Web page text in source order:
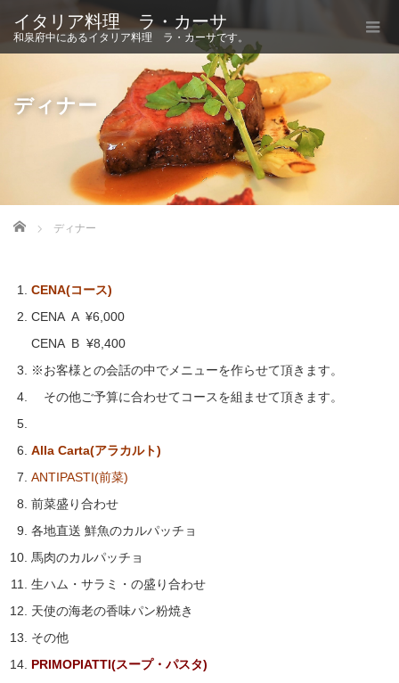
イタリア料理 ラ・カーサ
和泉府中にあるイタリア料理 ラ・カーサです。
ディナー
Home ディナー
CENA(コース)
CENA A ¥6,000
CENA B ¥8,400
※お客様との会話の中でメニューを作らせて頂きます。
その他ご予算に合わせてコースを組ませて頂きます。
Alla Carta(アラカルト)
ANTIPASTI(前菜)
前菜盛り合わせ
各地直送 鮮魚のカルパッチョ
馬肉のカルパッチョ
生ハム・サラミ・の盛り合わせ
天使の海老の香味パン粉焼き
その他
PRIMOPIATTI(スープ・パスタ)